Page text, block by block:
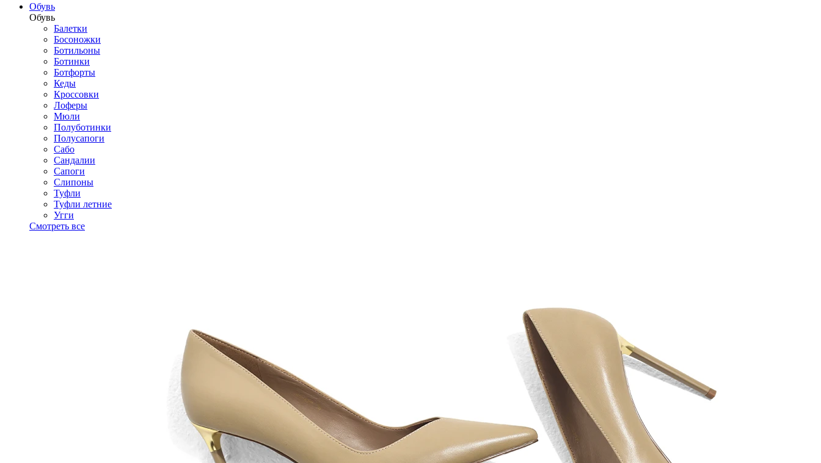
Обувь
Обувь
Балетки
Босоножки
Ботильоны
Ботинки
Ботфорты
Кеды
Кроссовки
Лоферы
Мюли
Полуботинки
Полусапоги
Сабо
Сандалии
Сапоги
Слипоны
Туфли
Туфли летние
Угги
Смотреть все